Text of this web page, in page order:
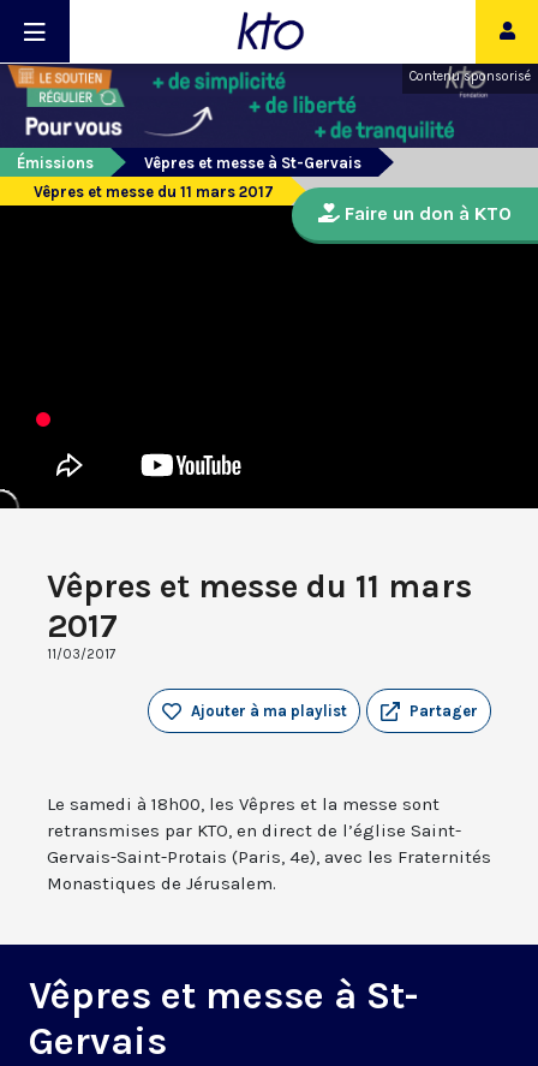
Contenu sponsorisé
Émissions
Vêpres et messe à St-Gervais
Vêpres et messe du 11 mars 2017
Vêpres et messe du 11 mars
2017
11/03/2017
Partager
Ajouter à ma playlist
Le samedi à 18h00, les Vêpres et la messe sont
retransmises par KTO, en direct de l’église Saint-
Gervais-Saint-Protais (Paris, 4e), avec les Fraternités
Monastiques de Jérusalem.
Vêpres et messe à St-
Gervais
Faire un don à KTO